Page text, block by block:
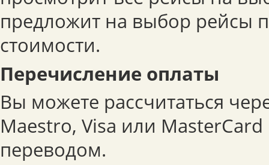
предложит на выбор рейсы
стоимости.
Перечисление оплаты
Вы можете рассчитаться
Maestro, Visa или
переводом.